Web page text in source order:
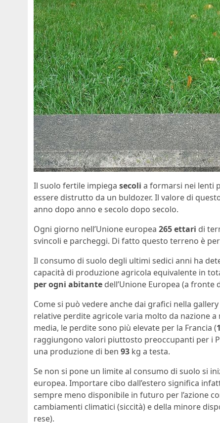
Il suolo fertile impiega secoli a formarsi nei lenti
essere distrutto da un buldozer. Il valore di
anno dopo anno e secolo dopo secolo.
Ogni giorno nell’Unione europea 265 ettari di
svincoli e parcheggi. Di fatto questo terreno è
Il consumo di suolo degli ultimi sedici anni ha
capacità di produzione agricola equivalente in
per ogni abitante dell’Unione Europea (a
Come si può vedere anche dai grafici nella
relative perdite agricole varia molto da nazione
media, le perdite sono più elevate per la Francia (
raggiungono valori piuttosto preoccupanti per i
una produzione di ben 93 kg a testa.
Se non si pone un limite al consumo di suolo si
europea. Importare cibo dall’estero significa
sempre meno disponibile in futuro per l’azione
cambiamenti climatici (siccità) e della minore
rese).